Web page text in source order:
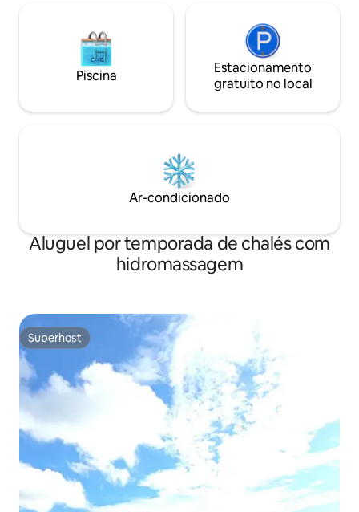
Piscina
Estacionamento
gratuito no local
Ar-condicionado
Aluguel por temporada de chalés com
hidromassagem
Superhost
Superhost